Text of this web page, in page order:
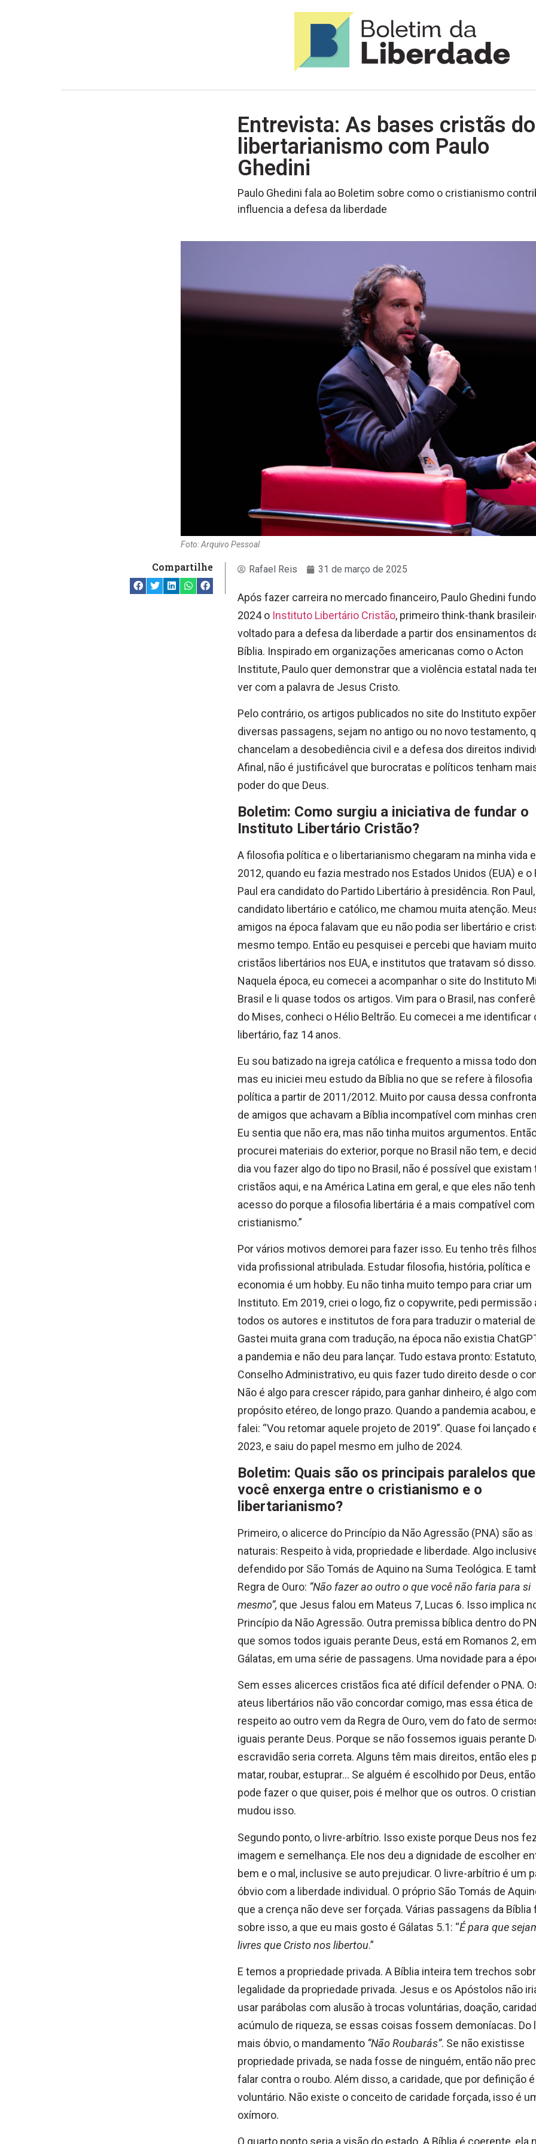
Entrevista: As bases cristãs do
libertarianismo com Paulo
Ghedini
Paulo Ghedini fala ao Boletim sobre como o cristianismo
influencia a defesa da liberdade
Foto: Arquivo Pessoal
Compartilhe Rafael Reis 31 de março de 2025
Após fazer carreira no mercado financeiro, Paulo Ghedini
2024 o Instituto Libertário Cristão, primeiro think-thank
voltado para a defesa da liberdade a partir dos ensinamentos
Bíblia. Inspirado em organizações americanas como o Acton
Institute, Paulo quer demonstrar que a violência estatal nada
ver com a palavra de Jesus Cristo.
Pelo contrário, os artigos publicados no site do Instituto
diversas passagens, sejam no antigo ou no novo testamento,
chancelam a desobediência civil e a defesa dos direitos
Afinal, não é justificável que burocratas e políticos tenham
poder do que Deus.
Boletim: Como surgiu a iniciativa de fundar o
Instituto Libertário Cristão?
A filosofia política e o libertarianismo chegaram na minha vida
2012, quando eu fazia mestrado nos Estados Unidos (EUA) e o
Paul era candidato do Partido Libertário à presidência. Ron
candidato libertário e católico, me chamou muita atenção.
amigos na época falavam que eu não podia ser libertário e
mesmo tempo. Então eu pesquisei e percebi que haviam
cristãos libertários nos EUA, e institutos que tratavam só disso.
Naquela época, eu comecei a acompanhar o site do Instituto
Brasil e li quase todos os artigos. Vim para o Brasil, nas
do Mises, conheci o Hélio Beltrão. Eu comecei a me identificar
libertário, faz 14 anos.
Eu sou batizado na igreja católica e frequento a missa todo
mas eu iniciei meu estudo da Bíblia no que se refere à filosofia
política a partir de 2011/2012. Muito por causa dessa
de amigos que achavam a Bíblia incompatível com minhas
Eu sentia que não era, mas não tinha muitos argumentos.
procurei materiais do exterior, porque no Brasil não tem, e
dia vou fazer algo do tipo no Brasil, não é possível que existam
cristãos aqui, e na América Latina em geral, e que eles não
acesso do porque a filosofia libertária é a mais compatível
cristianismo.”
Por vários motivos demorei para fazer isso. Eu tenho três
vida profissional atribulada. Estudar filosofia, história, política e
economia é um hobby. Eu não tinha muito tempo para criar um
Instituto. Em 2019, criei o logo, fiz o copywrite, pedi permissão
todos os autores e institutos de fora para traduzir o material
Gastei muita grana com tradução, na época não existia
a pandemia e não deu para lançar. Tudo estava pronto: Estatuto,
Conselho Administrativo, eu quis fazer tudo direito desde o
Não é algo para crescer rápido, para ganhar dinheiro, é algo
propósito etéreo, de longo prazo. Quando a pandemia acabou,
falei: “Vou retomar aquele projeto de 2019”. Quase foi lançado
2023, e saiu do papel mesmo em julho de 2024.
Boletim: Quais são os principais paralelos que
você enxerga entre o cristianismo e o
libertarianismo?
Primeiro, o alicerce do Princípio da Não Agressão (PNA) são as
naturais: Respeito à vida, propriedade e liberdade. Algo
defendido por São Tomás de Aquino na Suma Teológica. E
Regra de Ouro: “Não fazer ao outro o que você não faria para si
mesmo”, que Jesus falou em Mateus 7, Lucas 6. Isso implica
Princípio da Não Agressão. Outra premissa bíblica dentro do
que somos todos iguais perante Deus, está em Romanos 2, em
Gálatas, em uma série de passagens. Uma novidade para a
Sem esses alicerces cristãos fica até difícil defender o PNA.
ateus libertários não vão concordar comigo, mas essa ética de
respeito ao outro vem da Regra de Ouro, vem do fato de
iguais perante Deus. Porque se não fossemos iguais perante
escravidão seria correta. Alguns têm mais direitos, então eles
matar, roubar, estuprar… Se alguém é escolhido por Deus,
pode fazer o que quiser, pois é melhor que os outros. O
mudou isso.
Segundo ponto, o livre-arbítrio. Isso existe porque Deus nos
imagem e semelhança. Ele nos deu a dignidade de escolher
bem e o mal, inclusive se auto prejudicar. O livre-arbítrio é um
óbvio com a liberdade individual. O próprio São Tomás de
que a crença não deve ser forçada. Várias passagens da Bíblia
sobre isso, a que eu mais gosto é Gálatas 5.1: “É para que
livres que Cristo nos libertou.”
E temos a propriedade privada. A Bíblia inteira tem trechos
legalidade da propriedade privada. Jesus e os Apóstolos não
usar parábolas com alusão à trocas voluntárias, doação,
acúmulo de riqueza, se essas coisas fossem demoníacas. Do
mais óbvio, o mandamento “Não Roubarás”. Se não existisse
propriedade privada, se nada fosse de ninguém, então não
falar contra o roubo. Além disso, a caridade, que por definição
voluntário. Não existe o conceito de caridade forçada, isso é
oxímoro.